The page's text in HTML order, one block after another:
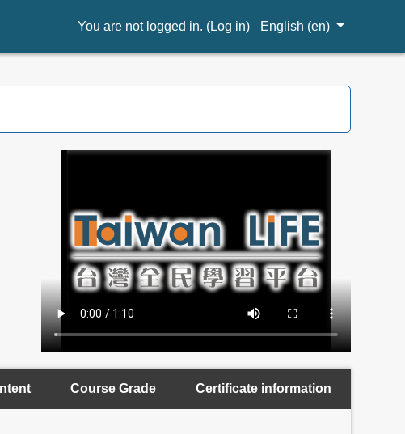
You are not logged in. (Log in) English ‎(en)‎
Course Grade Certificate information